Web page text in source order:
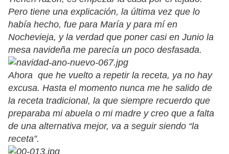
Pero tiene una explicación, la última vez que lo
había hecho, fue para María y para mí en
Nochevieja, y la verdad que poner casi en Junio la
mesa navideña me parecía un poco desfasada.
Ahora que he vuelto a repetir la receta, ya no hay
excusa. Hasta el momento nunca me he salido de
la receta tradicional, la que siempre recuerdo que
preparaba mi abuela o mi madre y creo que a falta
de una alternativa mejor, va a seguir siendo “la
receta”.